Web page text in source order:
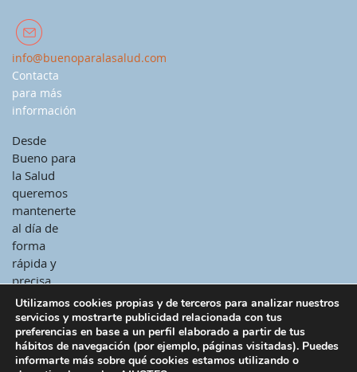
info@buenoparalasalud.com
Contacta
para más
información
Desde
Bueno para
la Salud
queremos
mantenerte
al día de
forma
rápida y
precisa.
Utilizamos cookies propias y de terceros para analizar nuestros
servicios y mostrarte publicidad relacionada con tus
preferencias en base a un perfil elaborado a partir de tus
hábitos de navegación (por ejemplo, páginas visitadas). Puedes
informarte más sobre qué cookies estamos utilizando o